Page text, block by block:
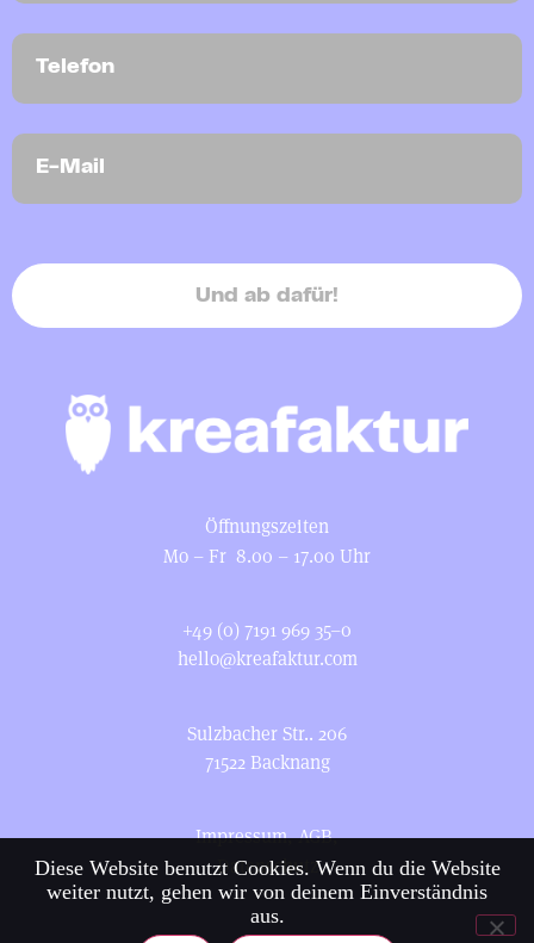
Und ab dafür!
Öffnungszeiten
Mo – Fr 8.00 – 17.00 Uhr
+49 (0) 7191 969 35–0
hello@kreafaktur.com
Sulzbacher Str.. 206
71522 Backnang
Impressum,AGB,
Datenschutz
Diese Website benutzt Cookies. Wenn du die Website
weiter nutzt, gehen wir von deinem Einverständnis
aus.